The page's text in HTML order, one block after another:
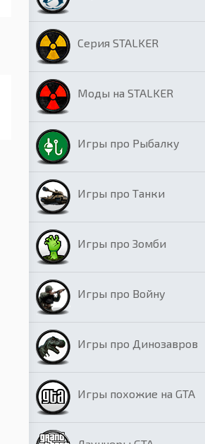
Серия STALKER
Моды на STALKER
Игры про Рыбалку
Игры про Танки
Игры про Зомби
Игры про Войну
Игры про Динозавров
Игры похожие на GTA